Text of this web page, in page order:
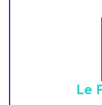
Le